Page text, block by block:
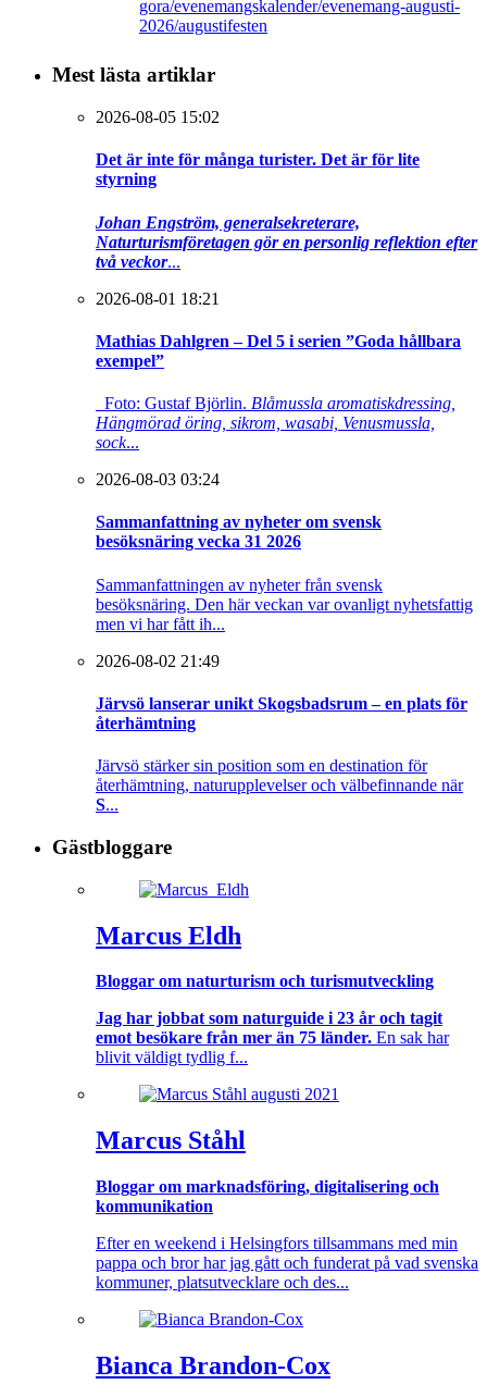
gora/evenemangskalender/evenemang-augusti-
2026/augustifesten
Mest lästa artiklar
2026-08-05 15:02
Det är inte för många turister. Det är för lite
styrning
Johan Engström, generalsekreterare,
Naturturismföretagen gör en personlig reflektion efter
två veckor...
2026-08-01 18:21
Mathias Dahlgren – Del 5 i serien ”Goda hållbara
exempel”
Foto: Gustaf Björlin. Blåmussla aromatiskdressing,
Hängmörad öring, sikrom, wasabi, Venusmussla,
sock...
2026-08-03 03:24
Sammanfattning av nyheter om svensk
besöksnäring vecka 31 2026
Sammanfattningen av nyheter från svensk
besöksnäring. Den här veckan var ovanligt nyhetsfattig
men vi har fått ih...
2026-08-02 21:49
Järvsö lanserar unikt Skogsbadsrum – en plats för
återhämtning
Järvsö stärker sin position som en destination för
återhämtning, naturupplevelser och välbefinnande när
S...
Gästbloggare
Marcus Eldh
Bloggar om naturturism och turismutveckling
Jag har jobbat som naturguide i 23 år och tagit
emot besökare från mer än 75 länder. En sak har
blivit väldigt tydlig f...
Marcus Ståhl
Bloggar om marknadsföring, digitalisering och
kommunikation
Efter en weekend i Helsingfors tillsammans med min
pappa och bror har jag gått och funderat på vad svenska
kommuner, platsutvecklare och des...
Bianca Brandon-Cox